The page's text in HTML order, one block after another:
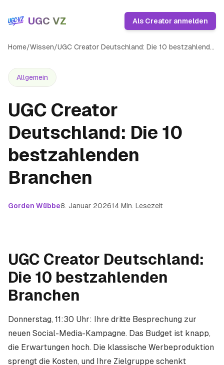
UGC VZ Als Creator anmelden
Home/Wissen/ UGC Creator Deutschland: Die 10 bestzahlenden Branchen
Allgemein
UGC Creator
Deutschland: Die 10
bestzahlenden
Branchen
Gorden Wübbe8. Januar 202614 Min. Lesezeit
UGC Creator Deutschland:
Die 10 bestzahlenden
Branchen
Donnerstag, 11:30 Uhr: Ihre dritte Besprechung zur
neuen Social-Media-Kampagne. Das Budget ist knapp,
die Erwartungen hoch. Die klassische Werbeproduktion
sprengt die Kosten, und Ihre Zielgruppe schenkt